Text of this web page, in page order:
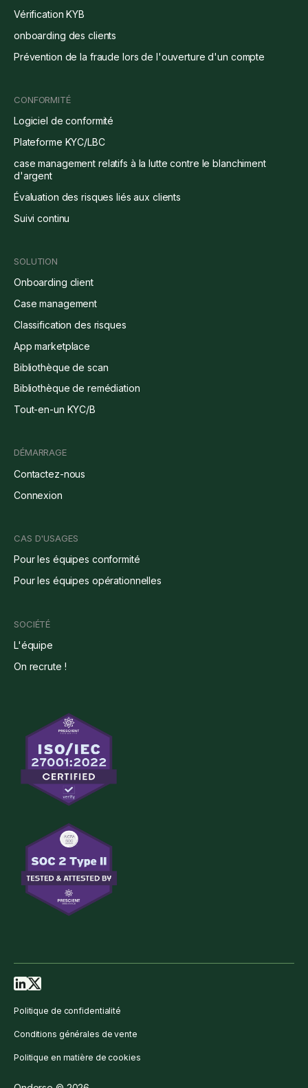
Vérification KYB
onboarding des clients
Prévention de la fraude lors de l'ouverture d'un compte
CONFORMITÉ
Logiciel de conformité
Plateforme KYC/LBC
case management relatifs à la lutte contre le blanchiment
d'argent
Évaluation des risques liés aux clients
Suivi continu
SOLUTION
Onboarding client
Case management
Classification des risques
App marketplace
Bibliothèque de scan
Bibliothèque de remédiation
Tout-en-un KYC/B
DÉMARRAGE
Contactez-nous
Connexion
CAS D'USAGES
Pour les équipes conformité
Pour les équipes opérationnelles
SOCIÉTÉ
L'équipe
On recrute !
Politique de confidentialité
Conditions générales de vente
Politique en matière de cookies